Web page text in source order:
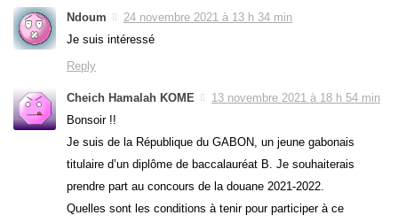
Ndoum
24 novembre 2021 à 13 h 34 min
Je suis intéressé
Reply
Cheich Hamalah KOME
13 novembre 2021 à 18 h 54 min
Bonsoir !!
Je suis de la République du GABON, un jeune gabonais
titulaire d’un diplôme de baccalauréat B. Je souhaiterais
prendre part au concours de la douane 2021-2022.
Quelles sont les conditions à tenir pour participer à ce